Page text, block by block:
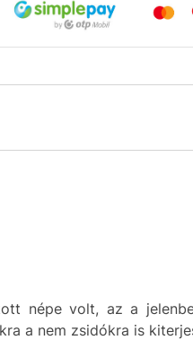
népe volt, az a
a nem zsidókra is